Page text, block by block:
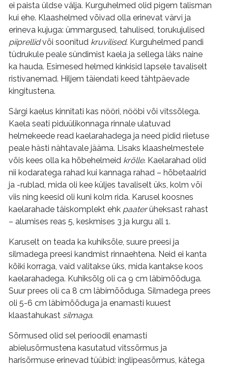
ei paista üldse välja. Kurguhelmed olid pigem talisman
kui ehe. Klaashelmed võivad olla erinevat värvi ja
erineva kujuga: ümmargused, tahulised, torukujulised
piiprellidvõi soonitud kruvilised. Kurguhelmed pandi
tüdrukule peale sündimist kaela ja sellega läks naine
ka hauda. Esimesed helmed kinkisid lapsele tavaliselt
ristivanemad. Hiljem täiendati keed tähtpäevade
kingitustena.
Särgi kaelus kinnitati kas nööri, nööbi või vitssõlega.
Kaela seati piduülikonnaga rinnale ulatuvad
helmekeede read kaelarahadega ja need pidid riietuse
peale hästi nähtavale jääma. Lisaks klaashelmestele
võis kees olla ka hõbehelmeid krõlle. Kaelarahad olid
nii kodaratega rahad kui kannaga rahad – hõbetaalrid
ja -rublad, mida oli kee küljes tavaliselt üks, kolm või
viis ning keesid oli kuni kolm rida. Karusel koosnes
kaelarahade täiskomplekt ehk paaterüheksast rahast
– alumises reas 5, keskmises 3 ja kurgu all 1.
Karuselt on teada ka kuhiksõle, suure preesi ja
silmadega preesi kandmist rinnaehtena. Neid ei kanta
kõiki korraga, vaid valitakse üks, mida kantakse koos
kaelarahadega. Kuhiksõlg oli ca 9 cm läbimõõduga.
Suur prees oli ca 8 cm läbimõõduga. Silmadega prees
oli 5-6 cm läbimõõduga ja enamasti kuuest
klaastahukast silmaga.
Sõrmused olid sel perioodil enamasti
abielusõrmustena kasutatud vitssõrmus ja
harisõrmuse erinevad tüübid: inglipeasõrmus, kätega